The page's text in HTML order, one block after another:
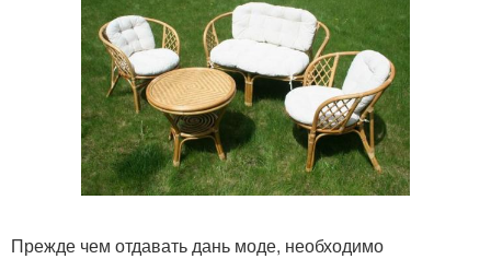
Прежде чем отдавать дань моде, необходимо